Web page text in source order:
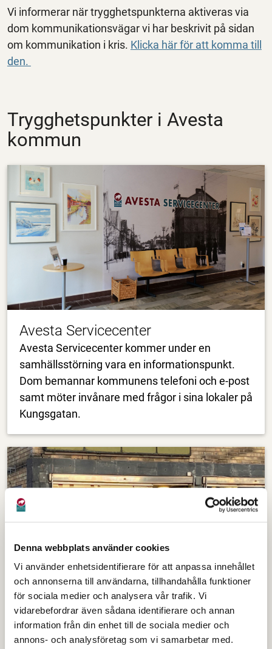
Denna webbplats använder cookies
Vi använder enhetsidentifierare för att anpassa innehållet
och annonserna till användarna, tillhandahålla funktioner
för sociala medier och analysera vår trafik. Vi
vidarebefordrar även sådana identifierare och annan
information från din enhet till de sociala medier och
annons- och analysföretag som vi samarbetar med.
Vi informerar när trygghetspunkterna aktiveras via
dom kommunikationsvägar vi har beskrivit på sidan
om kommunikation i kris. Klicka här för att komma till
den.
Trygghetspunkter i Avesta
kommun
Avesta Servicecenter
Avesta Servicecenter kommer under en
samhällsstörning vara en informationspunkt.
Dom bemannar kommunens telefoni och e-post
samt möter invånare med frågor i sina lokaler på
Kungsgatan.
Servicepunkt Krylbo
Servicepunkt Krylbo kan öppnas extra som en